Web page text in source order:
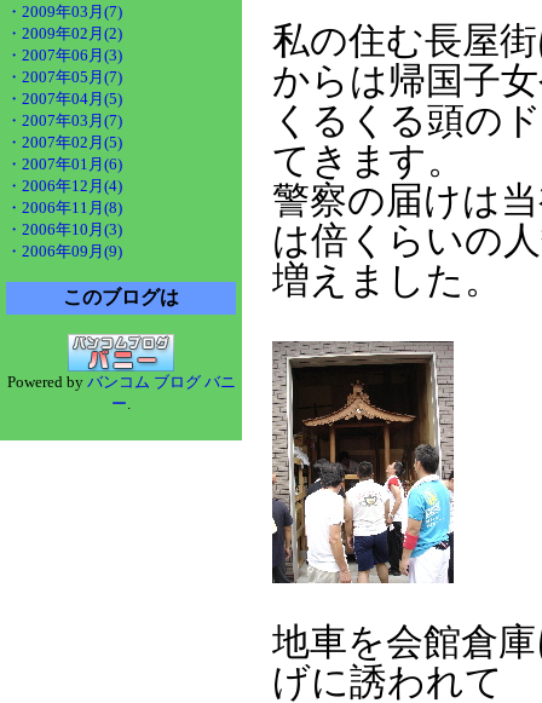
・2009年03月(7)
・2009年02月(2)
・2007年06月(3)
・2007年05月(7)
・2007年04月(5)
・2007年03月(7)
・2007年02月(5)
・2007年01月(6)
・2006年12月(4)
・2006年11月(8)
・2006年10月(3)
・2006年09月(9)
このブログは
Powered by バンコム ブログ バニ
ー.
私の住む長屋
からは帰国子
くるくる頭の
てきます。
警察の届けは
は倍くらいの
増えました。
地車を会館倉
げに誘われて